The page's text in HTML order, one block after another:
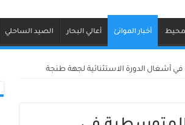
الصيد الساحلي أعالي البحار أخبار الموانئ
في أشغال الدورة الاستثنائية لجهة طنجة